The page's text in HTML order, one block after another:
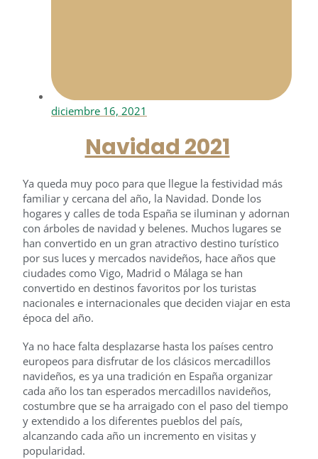
diciembre 16, 2021
Navidad 2021
Ya queda muy poco para que llegue la festividad más
familiar y cercana del año, la Navidad. Donde los
hogares y calles de toda España se iluminan y adornan
con árboles de navidad y belenes. Muchos lugares se
han convertido en un gran atractivo destino turístico
por sus luces y mercados navideños, hace años que
ciudades como Vigo, Madrid o Málaga se han
convertido en destinos favoritos por los turistas
nacionales e internacionales que deciden viajar en esta
época del año.
Ya no hace falta desplazarse hasta los países centro
europeos para disfrutar de los clásicos mercadillos
navideños, es ya una tradición en España organizar
cada año los tan esperados mercadillos navideños,
costumbre que se ha arraigado con el paso del tiempo
y extendido a los diferentes pueblos del país,
alcanzando cada año un incremento en visitas y
popularidad.